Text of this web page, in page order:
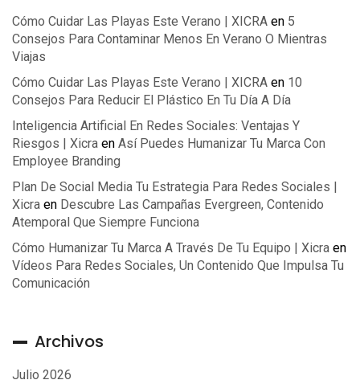
Cómo Cuidar Las Playas Este Verano | XICRA en 5
Consejos Para Contaminar Menos En Verano O Mientras
Viajas
Cómo Cuidar Las Playas Este Verano | XICRA en 10
Consejos Para Reducir El Plástico En Tu Día A Día
Inteligencia Artificial En Redes Sociales: Ventajas Y
Riesgos | Xicra en Así Puedes Humanizar Tu Marca Con
Employee Branding
Plan De Social Media Tu Estrategia Para Redes Sociales |
Xicra en Descubre Las Campañas Evergreen, Contenido
Atemporal Que Siempre Funciona
Cómo Humanizar Tu Marca A Través De Tu Equipo | Xicra en
Vídeos Para Redes Sociales, Un Contenido Que Impulsa Tu
Comunicación
Archivos
Julio 2026